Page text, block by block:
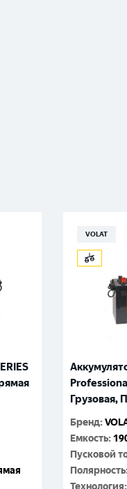
VOLAT
Грузовая,
Бренд:
Емкость:
Пусковой
Полярность
Технология: